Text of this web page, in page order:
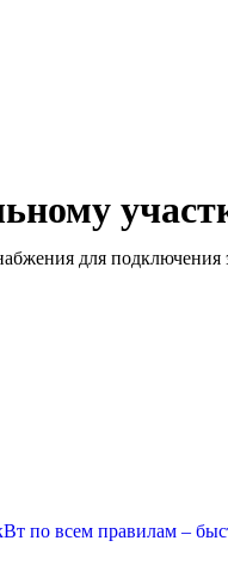
для
по всем правилам –